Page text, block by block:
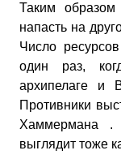
Таким
напасть на
Число
один раз,
архипелаге и
Противники
Хаммермана .
выглядит тоже